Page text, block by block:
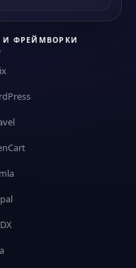
И ФРЕЙМВОРКИ